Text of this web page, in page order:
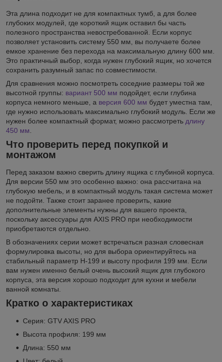
Эта длина подходит не для компактных тумб, а для более
глубоких модулей, где короткий ящик оставил бы часть
полезного пространства невостребованной. Если корпус
позволяет установить систему 550 мм, вы получаете более
емкое хранение без перехода на максимальную длину 600 мм.
Это практичный выбор, когда нужен глубокий ящик, но хочется
сохранить разумный запас по совместимости.
Для сравнения можно посмотреть соседние размеры той же
высотной группы: вариант 500 мм подойдет, если глубина
корпуса немного меньше, а версия 600 мм будет уместна там,
где нужно использовать максимально глубокий модуль. Если же
нужен более компактный формат, можно рассмотреть длину
450 мм
Что проверить перед покупкой и
монтажом
Перед заказом важно сверить длину ящика с глубиной корпуса.
Для версии 550 мм это особенно важно: она рассчитана на
глубокую мебель, и в компактный модуль такая система может
не подойти. Также стоит заранее проверить, какие
дополнительные элементы нужны для вашего проекта,
поскольку аксессуары для AXIS PRO при необходимости
приобретаются отдельно.
В обозначениях серии может встречаться разная словесная
формулировка высоты, но для выбора ориентируйтесь на
стабильный параметр H-199 и высоту профиля 199 мм. Если
вам нужен именно белый очень высокий ящик для глубокого
корпуса, эта версия хорошо подходит для кухни и мебели
ванной комнаты.
Кратко о характеристиках
Серия: GTV AXIS PRO
Высота профиля: 199 мм
Длина: 550 мм